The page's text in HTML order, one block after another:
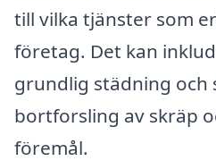
till vilka tjänster som
företag. Det kan
grundlig städning och
bortforsling av skräp
föremål.